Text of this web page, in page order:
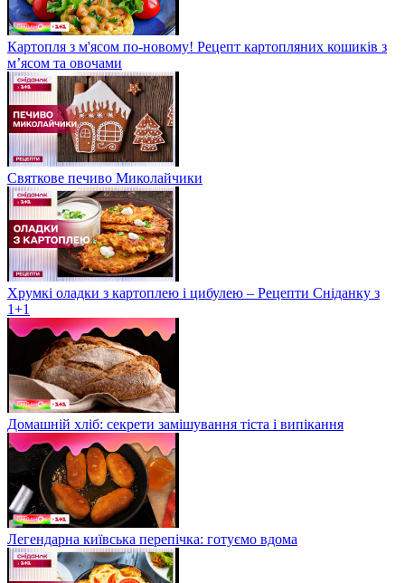
Картопля з м'ясом по-новому! Рецепт картопляних кошиків з
м’ясом та овочами
Святкове печиво Миколайчики
Хрумкі оладки з картоплею і цибулею – Рецепти Сніданку з
1+1
Домашній хліб: секрети замішування тіста і випікання
Легендарна київська перепічка: готуємо вдома